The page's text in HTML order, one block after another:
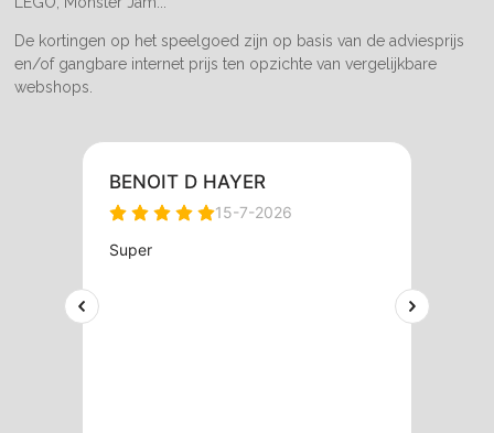
De kortingen op het speelgoed zijn op basis van de adviesprijs
en/of gangbare internet prijs ten opzichte van vergelijkbare
webshops.